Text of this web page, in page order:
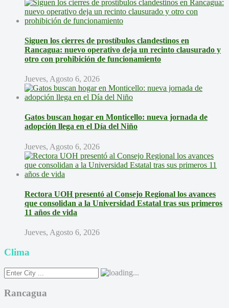
Siguen los cierres de prostíbulos clandestinos en
Rancagua: nuevo operativo deja un recinto clausurado y
otro con prohibición de funcionamiento
Jueves, Agosto 6, 2026
Gatos buscan hogar en Monticello: nueva jornada de
adopción llega en el Día del Niño
Jueves, Agosto 6, 2026
Rectora UOH presentó al Consejo Regional los avances
que consolidan a la Universidad Estatal tras sus primeros
11 años de vida
Jueves, Agosto 6, 2026
Clima
Rancagua